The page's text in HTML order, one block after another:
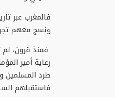
فالمغرب عبر
ونسج معهم
فمنذ قرون،
رعاية أمير
طرد المسلمين
فاستقبلهم